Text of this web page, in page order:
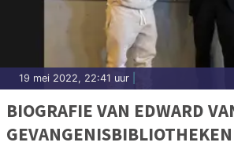
19 mei 2022, 22:41 uur
BIOGRAFIE VAN EDWARD
GEVANGENISBIBLIOTHEKEN